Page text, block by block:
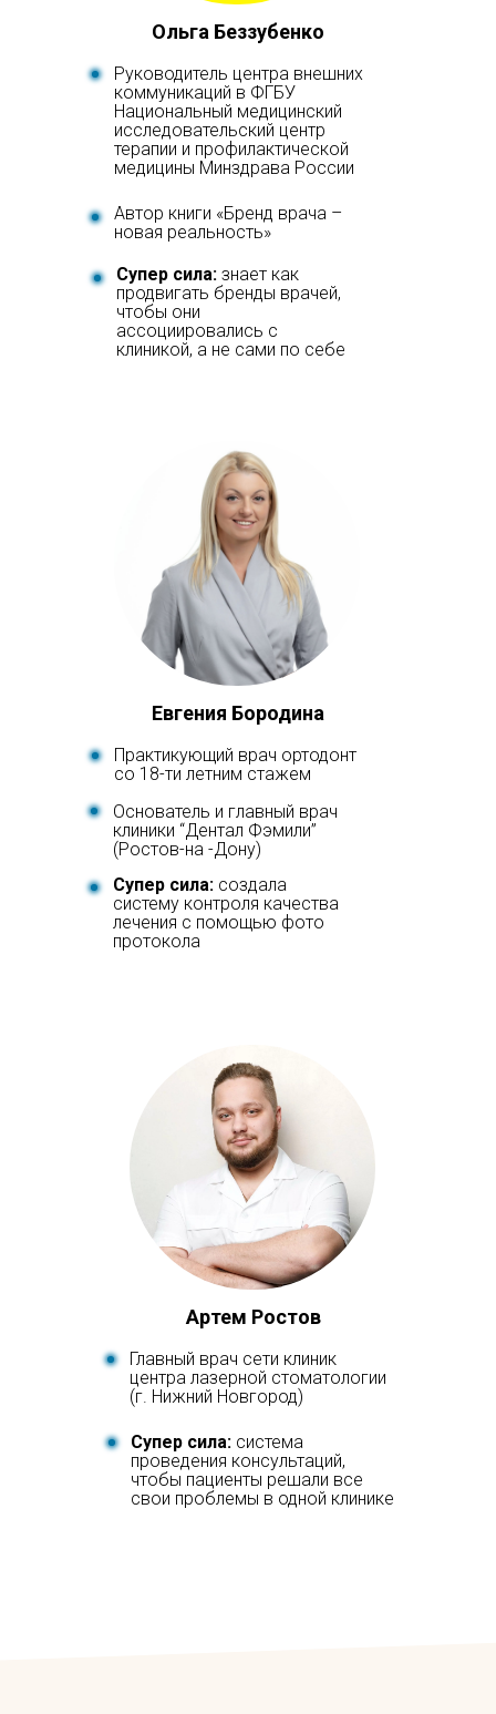
Основатель и главный врач
клиники “Дентал Фэмили”
(Ростов-на -Дону)
Супер сила: создала
систему контроля качества
лечения с помощью фото
протокола
Ольга Беззубенко
Руководитель центра внешних
коммуникаций в ФГБУ
Национальный медицинский
исследовательский центр
терапии и профилактической
медицины Минздрава России
Автор книги «Бренд врача –
новая реальность»
Супер сила: знает как
продвигать бренды врачей,
чтобы они
ассоциировались с
клиникой, а не сами по себе
Евгения Бородина
Практикующий врач ортодонт
со 18-ти летним стажем
Артем Ростов
Главный врач сети клиник
центра лазерной стоматологии
(г. Нижний Новгород)
Супер сила: система
проведения консультаций,
чтобы пациенты решали все
свои проблемы в одной клинике